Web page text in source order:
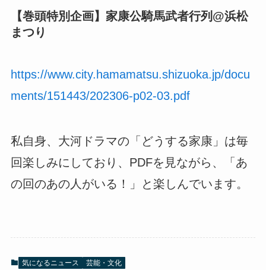
【巻頭特別企画】家康公騎馬武者行列@浜松
まつり
https://www.city.hamamatsu.shizuoka.jp/docu
ments/151443/202306-p02-03.pdf
私自身、大河ドラマの「どうする家康」は毎
回楽しみにしており、PDFを見ながら、「あ
の回のあの人がいる！」と楽しんでいます。
気になるニュース 芸能・文化